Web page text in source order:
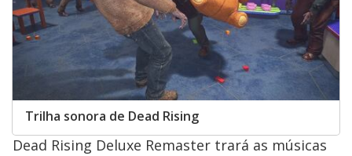
Trilha sonora de Dead Rising
Dead Rising Deluxe Remaster trará as músicas